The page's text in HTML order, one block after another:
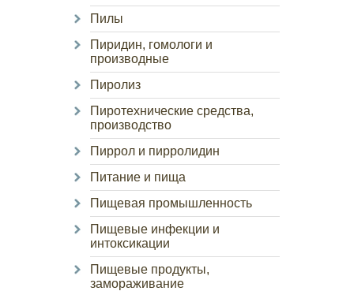
Пилы
Пиридин, гомологи и
производные
Пиролиз
Пиротехнические средства,
производство
Пиррол и пирролидин
Питание и пища
Пищевая промышленность
Пищевые инфекции и
интоксикации
Пищевые продукты,
замораживание